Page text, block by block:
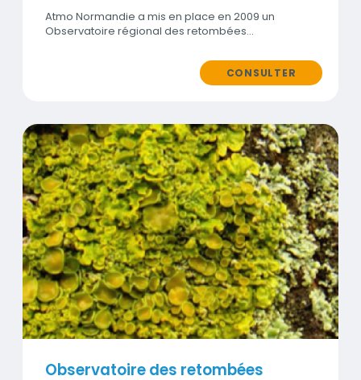
Atmo Normandie a mis en place en 2009 un
Observatoire régional des retombées…
CONSULTER
Contenus
Visuel
Observatoire des retombées